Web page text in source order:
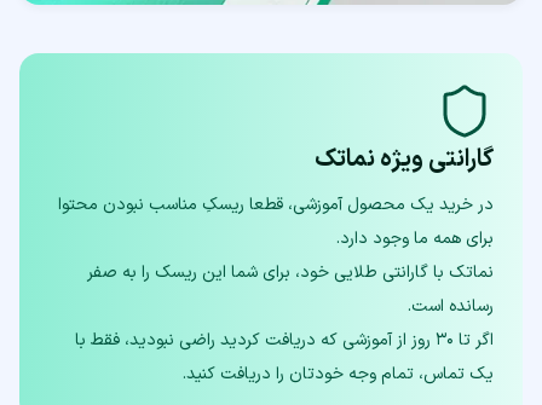
گارانتی ویژه نماتک
در خرید یک محصول آموزشی، قطعا ریسکِ مناسب نبودن محتوا
نماتک با گارانتی طلایی خود، برای شما این ریسک را به صفر
اگر تا ۳۰ روز از آموزشی که دریافت کردید راضی نبودید، فقط با
یک تماس، تمام وجه خودتان را دریافت کنید.